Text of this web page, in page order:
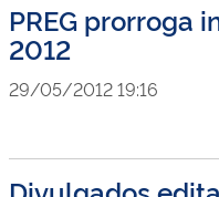
PREG prorroga
2012
29/05/2012 19:16